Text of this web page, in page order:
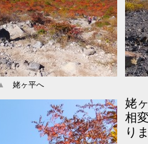
姥ヶ平へ
姥
相
り